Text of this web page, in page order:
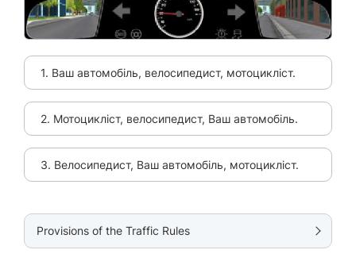
1. Ваш автомобіль, велосипедист, мотоцикліст.
2. Мотоцикліст, велосипедист, Ваш автомобіль.
3. Велосипедист, Ваш автомобіль, мотоцикліст.
Provisions of the Traffic Rules